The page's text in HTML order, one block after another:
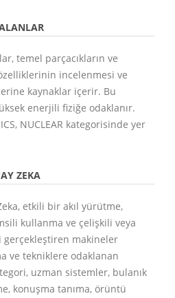
temel parçacıkların ve
incelenmesi ve
kaynaklar içerir. Bu
enerjili fiziğe odaklanır.
NUCLEAR kategorisinde yer
ZEKA
etkili bir akıl yürütme,
kullanma ve çelişkili veya
makineler
ve tekniklere odaklanan
uzman sistemler, bulanık
konuşma tanıma, örüntü